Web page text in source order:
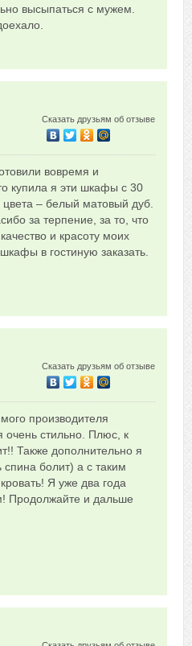
высыпаться с мужем.
Сказать друзьям об отзыве
вовремя и
купила я эти шкафы с 30
– белый матовый дуб.
за терпение, за то, что
и красоту моих
в гостиную заказать.
Сказать друзьям об отзыве
производителя
очень стильно. Плюс, к
Также дополнительно я
болит) а с таким
Я уже два года
Продолжайте и дальше